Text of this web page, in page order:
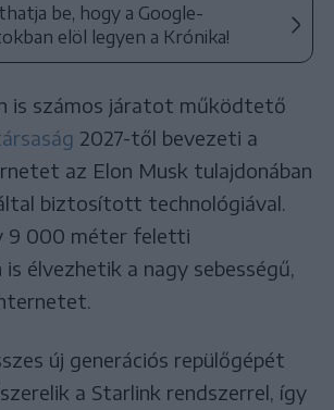
be, hogy a Google-
elöl legyen a Krónika!
is számos járatot működtető
2027-től bevezeti a
az Elon Musk tulajdonában
biztosított technológiával.
9 000 méter feletti
is élvezhetik a nagy sebességű,
új generációs repülőgépét
a Starlink rendszerrel, így